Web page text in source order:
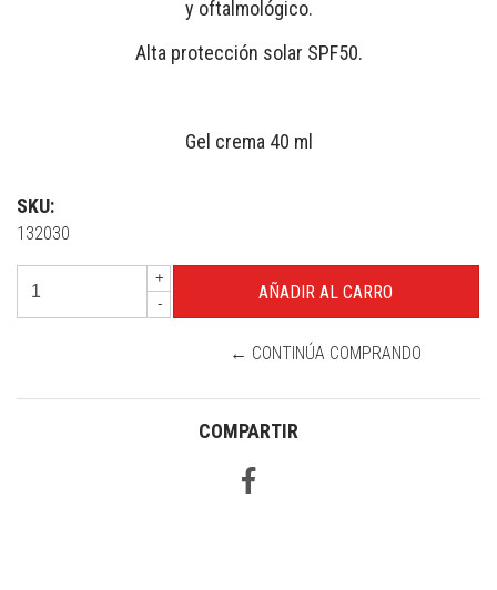
y oftalmológico.
Alta protección solar SPF50.
Gel crema 40 ml
SKU:
132030
+
-
← CONTINÚA COMPRANDO
COMPARTIR